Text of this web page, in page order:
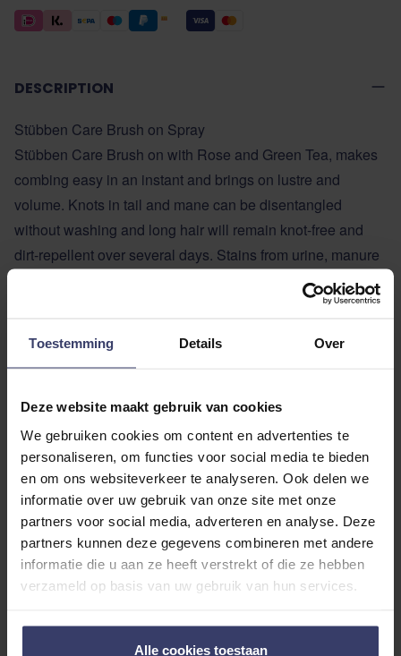
Toestemming Details Over
Deze website maakt gebruik van cookies
We gebruiken cookies om content en advertenties te
personaliseren, om functies voor social media te bieden
en om ons websiteverkeer te analyseren. Ook delen we
informatie over uw gebruik van onze site met onze
partners voor social media, adverteren en analyse. Deze
partners kunnen deze gegevens combineren met andere
informatie die u aan ze heeft verstrekt of die ze hebben
verzameld op basis van uw gebruik van hun services.
Alle cookies toestaan
DESCRIPTION
Stübben Care Brush on Spray
Stübben Care Brush on with Rose and Green Tea, makes
combing easy in an instant and brings on lustre and
volume. Knots in tail and mane can be disentangled
without washing and long hair will remain knot-free and
dirt-repellent over several days. Stains from urine, manure
or grass brush off easily and speedily. Also available as 1
ADDITIONAL INFORMATION
Customer Reviews
0 0 reviews